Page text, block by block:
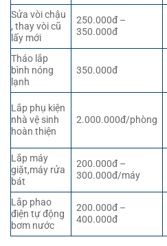
Sửa vòi chậu
, thay vòi cũ
lấy mới
250.000đ –
350.000đ
Tháo lắp
bình nóng
lạnh
350.000đ
Lắp phụ kiện
nhà vệ sinh
hoàn thiện
2.000.000đ/phòng
Lắp máy
giặt,máy rửa
bát
200.000đ –
300.000đ/máy
Lắp phao
điện tự động
bơm nước
200.000đ –
400.000đ